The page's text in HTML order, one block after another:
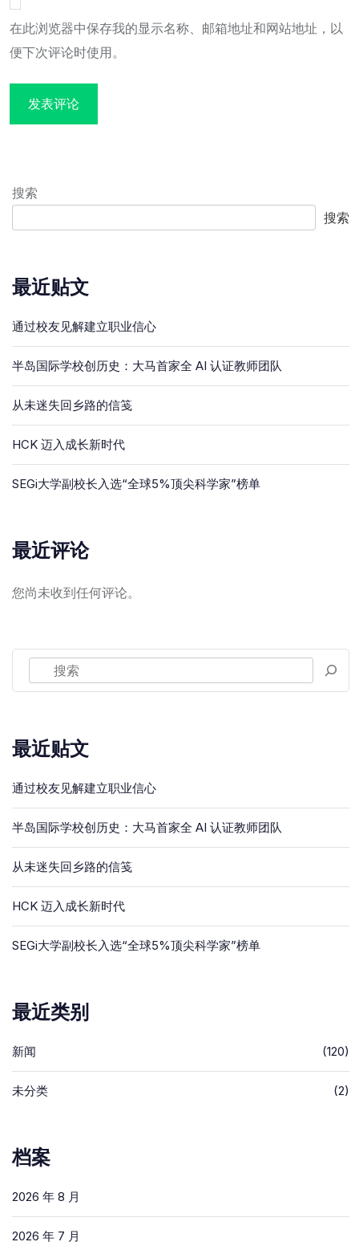
在此浏览器中保存我的显示名称、邮箱地址和网站地址，以
便下次评论时使用。
搜索
搜索
最近贴文
通过校友见解建立职业信心
半岛国际学校创历史：大马首家全 AI 认证教师团队
从未迷失回乡路的信笺
HCK 迈入成长新时代
SEGi大学副校长入选“全球5%顶尖科学家”榜单
最近评论
您尚未收到任何评论。
最近贴文
通过校友见解建立职业信心
半岛国际学校创历史：大马首家全 AI 认证教师团队
从未迷失回乡路的信笺
HCK 迈入成长新时代
SEGi大学副校长入选“全球5%顶尖科学家”榜单
最近类别
新闻 (120)
未分类 (2)
档案
2026 年 8 月
2026 年 7 月